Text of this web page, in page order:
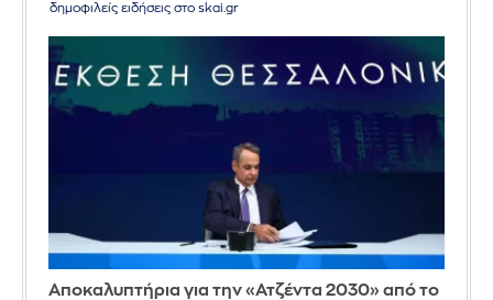
δημοφιλείς ειδήσεις στο skai.gr
Αποκαλυπτήρια για την «Ατζέντα 2030» από το